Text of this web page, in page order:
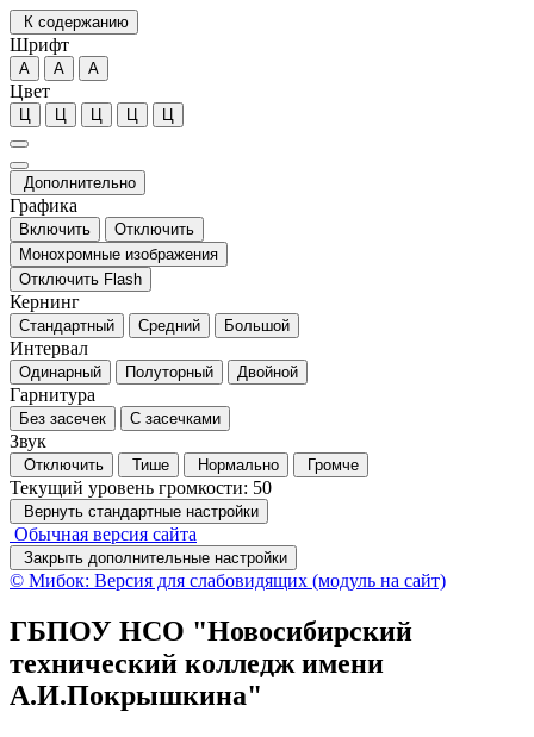
К содержанию
Шрифт
А А А
Цвет
Ц Ц Ц Ц Ц
Дополнительно
Графика
Включить
Отключить
Монохромные изображения
Отключить Flash
Кернинг
Стандартный Средний Большой
Интервал
Одинарный Полуторный Двойной
Гарнитура
Без засечек С засечками
Звук
Отключить Тише Нормально Громче
Текущий уровень громкости: 50
Вернуть стандартные настройки
Обычная версия сайта
Закрыть дополнительные настройки
© Мибок: Версия для слабовидящих (модуль на сайт)
ГБПОУ НСО "Новосибирский
технический колледж имени
А.И.Покрышкина"